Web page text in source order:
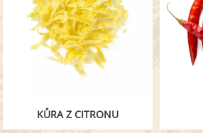
KŮRA Z CITRONU